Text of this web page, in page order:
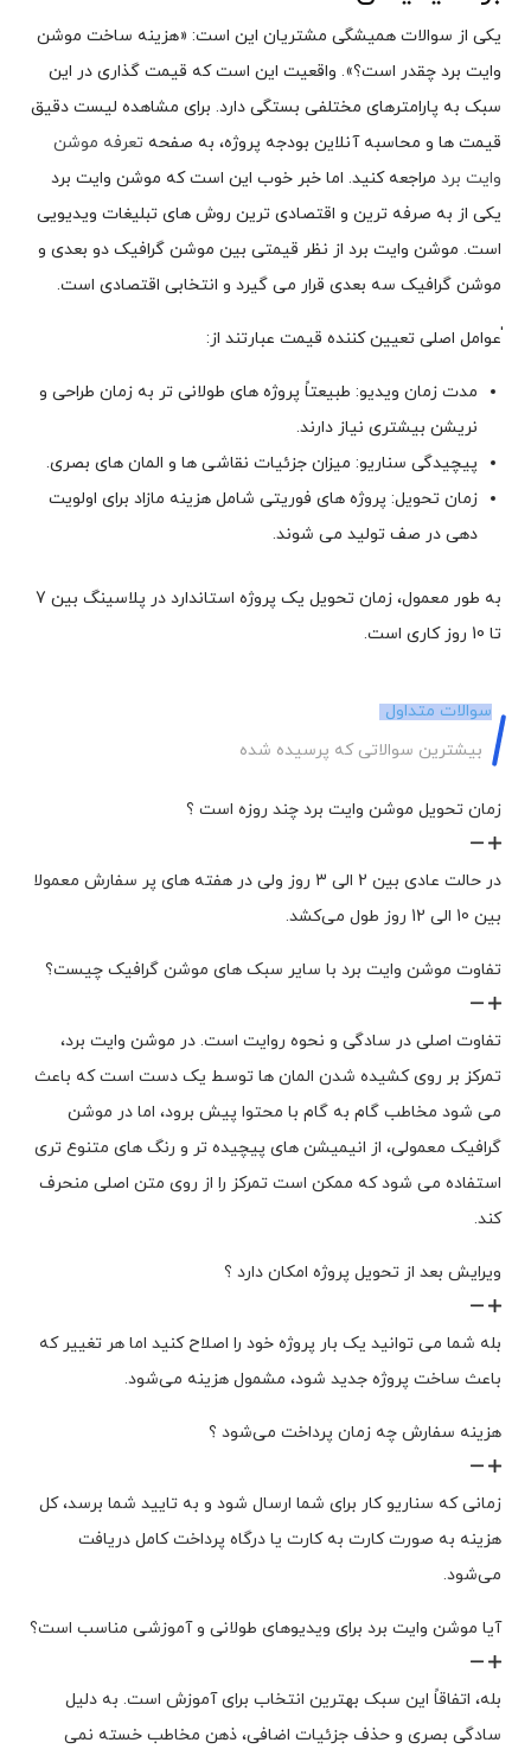
یکی از سوالات همیشگی مشتریان این است: «هزینه ساخت موشن
وایت برد چقدر است؟». واقعیت این است که قیمت گذاری در این
سبک به پارامترهای مختلفی بستگی دارد. برای مشاهده لیست دقیق
قیمت ها و محاسبه آنلاین بودجه پروژه، به صفحه تعرفه موشن
وایت برد مراجعه کنید. اما خبر خوب این است که موشن وایت برد
یکی از به صرفه ترین و اقتصادی ترین روش های تبلیغات ویدیویی
است. موشن وایت برد از نظر قیمتی بین موشن گرافیک دو بعدی و
موشن گرافیک سه بعدی قرار می گیرد و انتخابی اقتصادی است.
ٰعوامل اصلی تعیین کننده قیمت عبارتند از:
مدت زمان ویدیو: طبیعتاً پروژه های طولانی تر به زمان طراحی و
نریشن بیشتری نیاز دارند.
پیچیدگی سناریو: میزان جزئیات نقاشی ها و المان های بصری.
زمان تحویل: پروژه های فوریتی شامل هزینه مازاد برای اولویت
دهی در صف تولید می شوند.
به طور معمول، زمان تحویل یک پروژه استاندارد در پلاسینگ بین 7
تا 10 روز کاری است.
سوالات متداول
بیشترین سوالاتی که پرسیده شده
زمان تحویل موشن وایت برد چند روزه است ؟
در حالت عادی بین 2 الی 3 روز ولی در هفته های پر سفارش معمولا
بین 10 الی 12 روز طول می‌کشد.
تفاوت موشن وایت برد با سایر سبک های موشن گرافیک چیست؟
تفاوت اصلی در سادگی و نحوه روایت است. در موشن وایت برد،
تمرکز بر روی کشیده شدن المان ها توسط یک دست است که باعث
می شود مخاطب گام به گام با محتوا پیش برود، اما در موشن
گرافیک معمولی، از انیمیشن های پیچیده تر و رنگ های متنوع تری
استفاده می شود که ممکن است تمرکز را از روی متن اصلی منحرف
کند.
ویرایش بعد از تحویل پروژه امکان دارد ؟
بله شما می توانید یک بار پروژه خود را اصلاح کنید اما هر تغییر که
باعث ساخت پروژه جدید شود، مشمول هزینه می‌شود.
هزینه سفارش چه زمان پرداخت می‌شود ؟
زمانی که سناریو کار برای شما ارسال شود و به تایید شما برسد، کل
هزینه به صورت کارت به کارت یا درگاه پرداخت کامل دریافت
می‌شود.
آیا موشن وایت برد برای ویدیوهای طولانی و آموزشی مناسب است؟
بله، اتفاقاً این سبک بهترین انتخاب برای آموزش است. به دلیل
سادگی بصری و حذف جزئیات اضافی، ذهن مخاطب خسته نمی